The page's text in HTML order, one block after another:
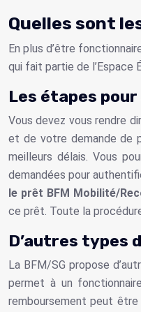
Quelles sont
En plus d’être
qui fait partie de l’Espace
Les étapes
Vous devez vous rendre
et de votre demande de
meilleurs délais. Vous
demandées pour
le prêt BFM Mobilité/
ce prêt. Toute la
D’autres types
La BFM/SG propose
permet à un
remboursement peut